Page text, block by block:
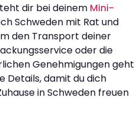
dir bei deinem Mini-
Schweden mit Rat und
den Transport deiner
oder die
Genehmigungen geht
Details, damit du dich
in Schweden freuen